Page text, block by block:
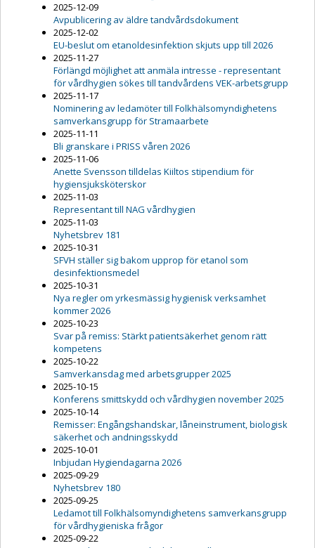
2025-12-09
Avpublicering av äldre tandvårdsdokument
2025-12-02
EU-beslut om etanoldesinfektion skjuts upp till 2026
2025-11-27
Förlängd möjlighet att anmäla intresse - representant
för vårdhygien sökes till tandvårdens VEK-arbetsgrupp
2025-11-17
Nominering av ledamöter till Folkhälsomyndighetens
samverkansgrupp för Stramaarbete
2025-11-11
Bli granskare i PRISS våren 2026
2025-11-06
Anette Svensson tilldelas Kiiltos stipendium för
hygiensjuksköterskor
2025-11-03
Representant till NAG vårdhygien
2025-11-03
Nyhetsbrev 181
2025-10-31
SFVH ställer sig bakom upprop för etanol som
desinfektionsmedel
2025-10-31
Nya regler om yrkesmässig hygienisk verksamhet
kommer 2026
2025-10-23
Svar på remiss: Stärkt patientsäkerhet genom rätt
kompetens
2025-10-22
Samverkansdag med arbetsgrupper 2025
2025-10-15
Konferens smittskydd och vårdhygien november 2025
2025-10-14
Remisser: Engångshandskar, låneinstrument, biologisk
säkerhet och andningsskydd
2025-10-01
Inbjudan Hygiendagarna 2026
2025-09-29
Nyhetsbrev 180
2025-09-25
Ledamot till Folkhälsomyndighetens samverkansgrupp
för vårdhygieniska frågor
2025-09-22